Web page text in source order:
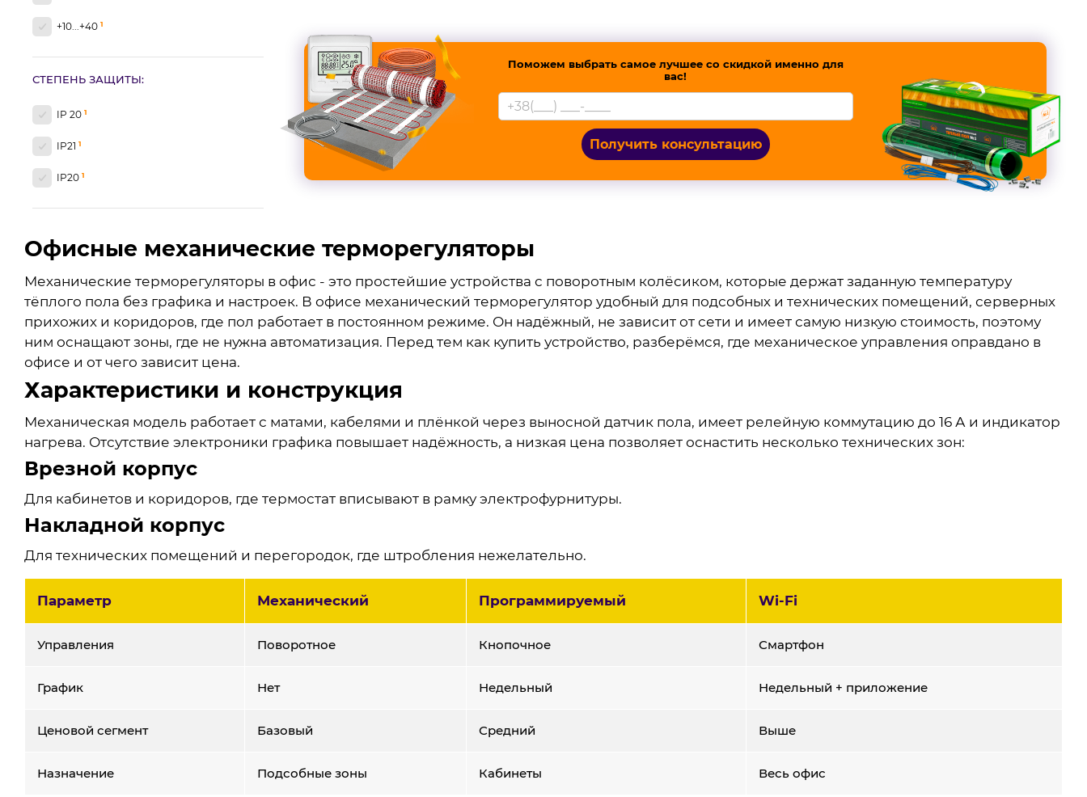
+10...+40 1
СТЕПЕНЬ ЗАЩИТЫ:
IP 20 1
IP21 1
IP20 1
Поможем выбрать самое лучшее со скидкой именно для
вас!
Получить консультацию
Офисные механические терморегуляторы
Механические терморегуляторы в офис - это простейшие устройства с поворотным колёсиком, которые держат заданную температуру
тёплого пола без графика и настроек. В офисе механический терморегулятор удобный для подсобных и технических помещений, серверных
прихожих и коридоров, где пол работает в постоянном режиме. Он надёжный, не зависит от сети и имеет самую низкую стоимость, поэтому
ним оснащают зоны, где не нужна автоматизация. Перед тем как купить устройство, разберёмся, где механическое управления оправдано в
офисе и от чего зависит цена.
Характеристики и конструкция
Механическая модель работает с матами, кабелями и плёнкой через выносной датчик пола, имеет релейную коммутацию до 16 А и индикатор
нагрева. Отсутствие электроники графика повышает надёжность, а низкая цена позволяет оснастить несколько технических зон:
Врезной корпус
Для кабинетов и коридоров, где термостат вписывают в рамку электрофурнитуры.
Накладной корпус
Для технических помещений и перегородок, где штробления нежелательно.
Параметр Механический Программируемый Wi-Fi
Управления Поворотное Кнопочное Смартфон
График Нет Недельный Недельный + приложение
Ценовой сегмент Базовый Средний Выше
Назначение Подсобные зоны Кабинеты Весь офис